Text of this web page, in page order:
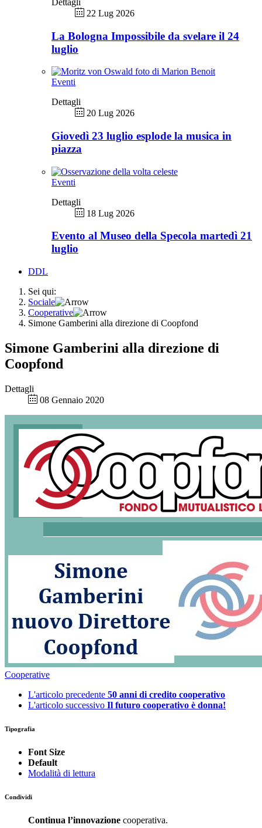
22 Lug 2026
La Bologna Impossibile da svelare il 24
luglio
Eventi
Dettagli
20 Lug 2026
Giovedì 23 luglio esplode la musica in
piazza
Eventi
Dettagli
18 Lug 2026
Evento al Museo della Specola martedì 21
luglio
DDL
Sei qui:
Sociale
Cooperative
Simone Gamberini alla direzione di Coopfond
Simone Gamberini alla direzione di
Coopfond
Dettagli
08 Gennaio 2020
Cooperative
L'articolo precedente 50 anni di credito cooperativo
L'articolo successivo Il futuro cooperativo è donna!
Tipografia
Font Size
Default
Modalità di lettura
Condividi
Continua l’innovazione cooperativa.